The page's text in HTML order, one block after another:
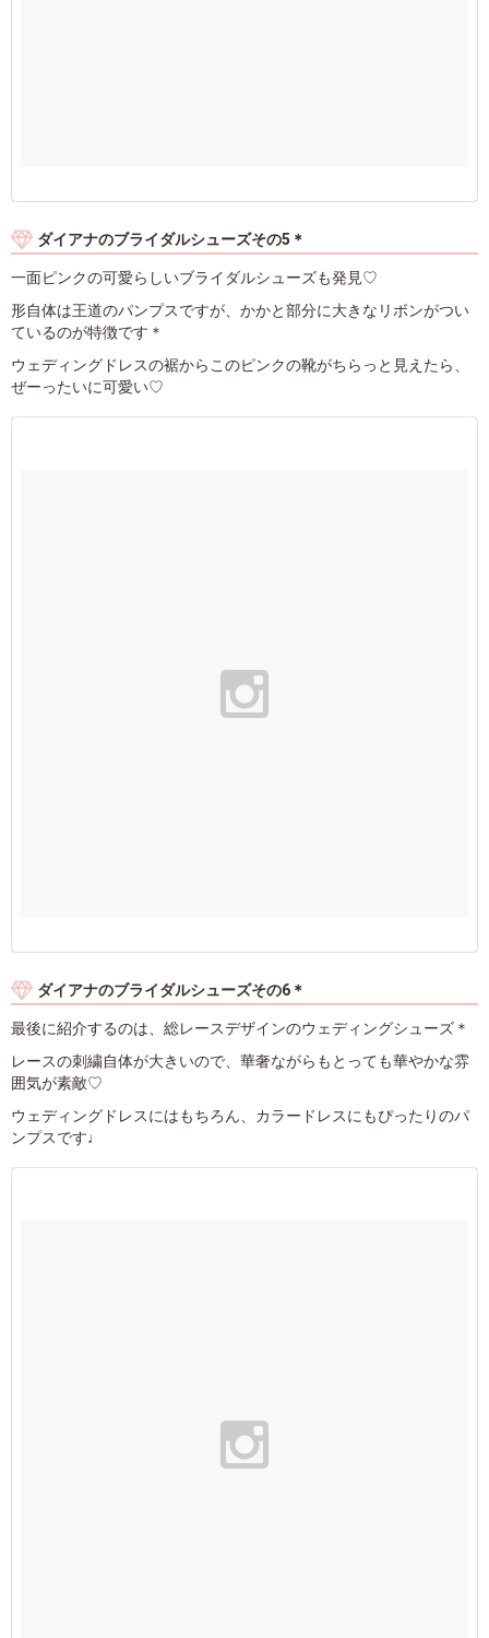
ダイアナのブライダルシューズその5＊
一面ピンクの可愛らしいブライダルシューズも発見♡
形自体は王道のパンプスですが、かかと部分に大きなリボンがつい
ているのが特徴です＊
ウェディングドレスの裾からこのピンクの靴がちらっと見えたら、
ぜーったいに可愛い♡
ダイアナのブライダルシューズその6＊
最後に紹介するのは、総レースデザインのウェディングシューズ＊
レースの刺繍自体が大きいので、華奢ながらもとっても華やかな雰
囲気が素敵♡
ウェディングドレスにはもちろん、カラードレスにもぴったりのパ
ンプスです♩